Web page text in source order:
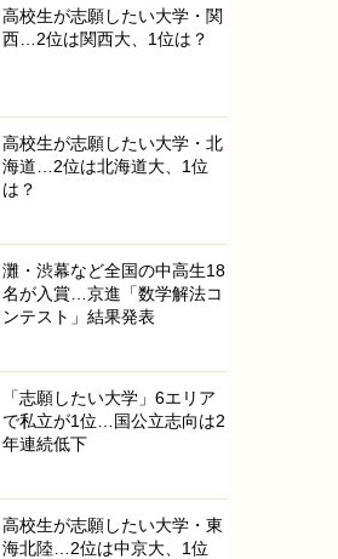
高校生が志願したい大学・関
西…2位は関西大、1位は？
高校生が志願したい大学・北
海道…2位は北海道大、1位
は？
灘・渋幕など全国の中高生18
名が入賞…京進「数学解法コ
ンテスト」結果発表
「志願したい大学」6エリア
で私立が1位…国公立志向は2
年連続低下
高校生が志願したい大学・東
海北陸…2位は中京大、1位